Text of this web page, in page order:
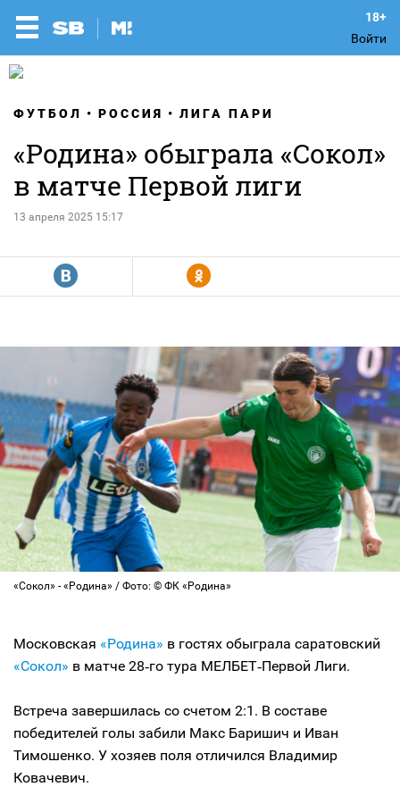
Войти
ФУТБОЛ РОССИЯ ЛИГА ПАРИ
«Родина» обыграла «Сокол»
в матче Первой лиги
13 апреля 2025 15:17
R Y
«Сокол» - «Родина» / Фото: © ФК «Родина»
Московская «Родина» в гостях обыграла саратовский
«Сокол» в матче 28‑го тура МЕЛБЕТ‑Первой Лиги.
Встреча завершилась со счетом 2:1. В составе
победителей голы забили Макс Баришич и Иван
Тимошенко. У хозяев поля отличился Владимир
Ковачевич.